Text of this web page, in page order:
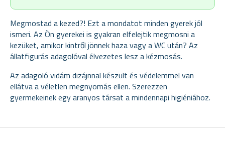
Megmostad a kezed?! Ezt a mondatot minden gyerek jól
ismeri. Az Ön gyerekei is gyakran elfelejtik megmosni a
kezüket, amikor kintről jönnek haza vagy a WC után? Az
állatfigurás adagolóval élvezetes lesz a kézmosás.
Az adagoló vidám dizájnnal készült és védelemmel van
ellátva a véletlen megnyomás ellen. Szerezzen
gyermekeinek egy aranyos társat a mindennapi higiéniához.